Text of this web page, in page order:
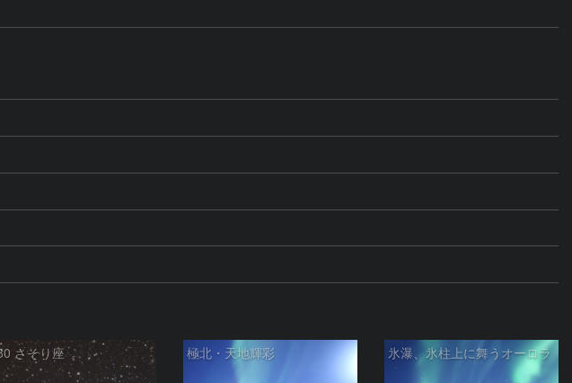
さそり座 極北・天地輝彩 氷瀑、氷柱上に舞うオーロラ